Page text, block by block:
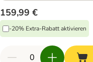
159,99 €
-20% Extra-Rabatt aktivieren